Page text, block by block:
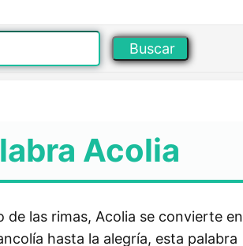
Buscar
Acolia
las rimas, Acolia se convierte en
hasta la alegría, esta palabra